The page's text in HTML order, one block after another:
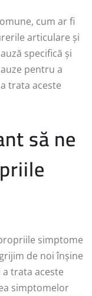
cum ar fi
articulare și
specifică și
pentru a
trata aceste
să ne
simptome
de noi înșine
trata aceste
simptomelor